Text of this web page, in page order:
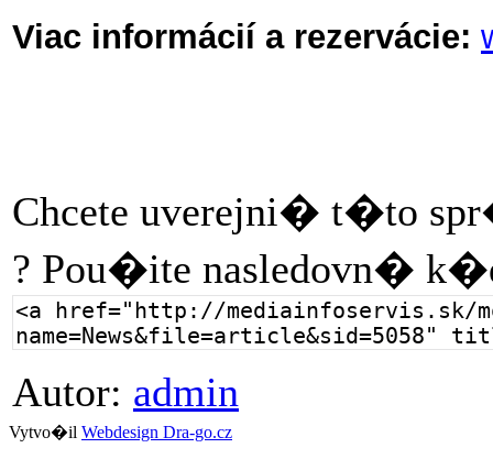
Viac informácií a rezervácie:
Chcete uverejni� t�to
? Pou�ite nasledovn�
Autor: admin
Vytvo�il Webdesign Dra-go.cz